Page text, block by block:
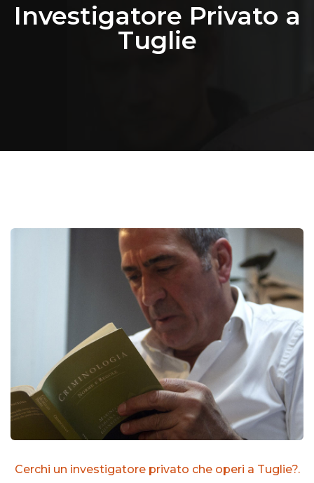
Investigatore Privato a
Tuglie
Cerchi un investigatore privato che operi a Tuglie?.